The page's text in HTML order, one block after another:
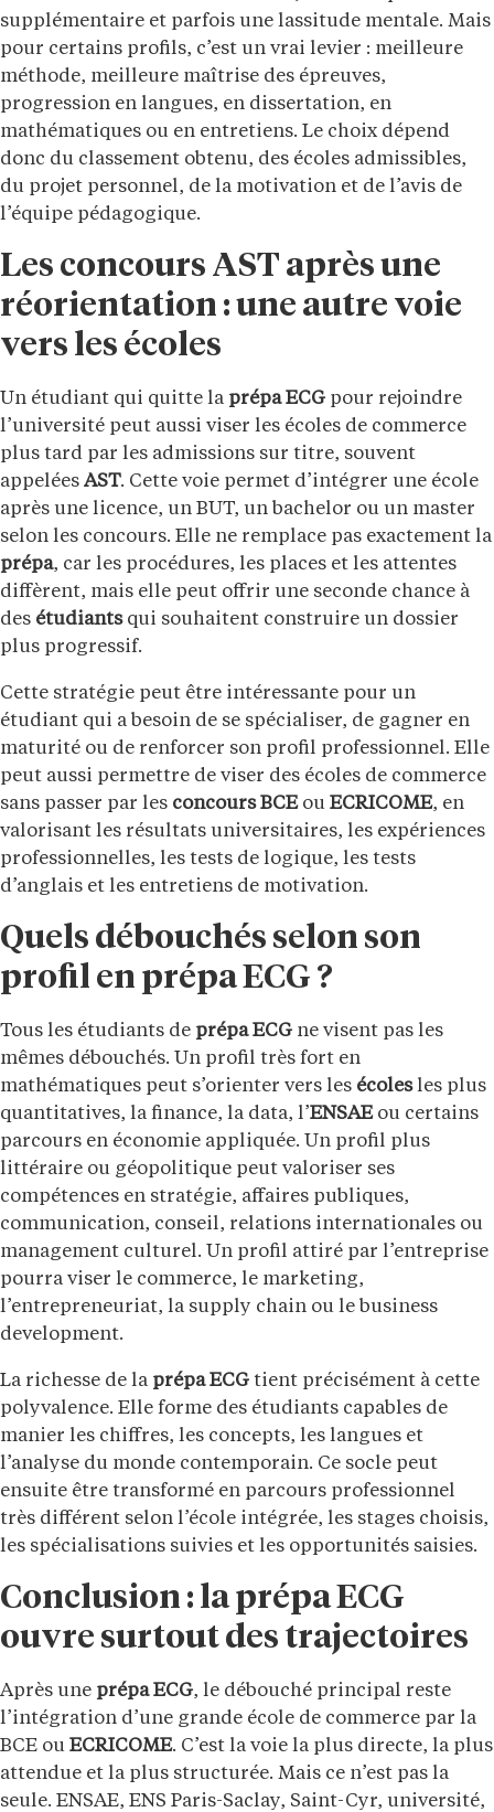
supplémentaire et parfois une lassitude mentale. Mais
pour certains profils, c’est un vrai levier : meilleure
méthode, meilleure maîtrise des épreuves,
progression en langues, en dissertation, en
mathématiques ou en entretiens. Le choix dépend
donc du classement obtenu, des écoles admissibles,
du projet personnel, de la motivation et de l’avis de
l’équipe pédagogique.
Les concours AST après une
réorientation : une autre voie
vers les écoles
Un étudiant qui quitte la prépa ECG pour rejoindre
l’université peut aussi viser les écoles de commerce
plus tard par les admissions sur titre, souvent
appelées AST. Cette voie permet d’intégrer une école
après une licence, un BUT, un bachelor ou un master
selon les concours. Elle ne remplace pas exactement la
prépa, car les procédures, les places et les attentes
diffèrent, mais elle peut offrir une seconde chance à
des étudiantsqui souhaitent construire un dossier
plus progressif.
Cette stratégie peut être intéressante pour un
étudiant qui a besoin de se spécialiser, de gagner en
maturité ou de renforcer son profil professionnel. Elle
peut aussi permettre de viser des écoles de commerce
sans passer par les concours BCEou ECRICOME, en
valorisant les résultats universitaires, les expériences
professionnelles, les tests de logique, les tests
d’anglais et les entretiens de motivation.
Quels débouchés selon son
profil en prépa ECG ?
Tous les étudiants de prépa ECG ne visent pas les
mêmes débouchés. Un profil très fort en
mathématiques peut s’orienter vers les écolesles plus
quantitatives, la finance, la data, l’ENSAEou certains
parcours en économie appliquée. Un profil plus
littéraire ou géopolitique peut valoriser ses
compétences en stratégie, affaires publiques,
communication, conseil, relations internationales ou
management culturel. Un profil attiré par l’entreprise
pourra viser le commerce, le marketing,
l’entrepreneuriat, la supply chain ou le business
development.
La richesse de la prépa ECG tient précisément à cette
polyvalence. Elle forme des étudiants capables de
manier les chiffres, les concepts, les langues et
l’analyse du monde contemporain. Ce socle peut
ensuite être transformé en parcours professionnel
très différent selon l’école intégrée, les stages choisis,
les spécialisations suivies et les opportunités saisies.
Conclusion : la prépa ECG
ouvre surtout des trajectoires
Après une prépa ECG, le débouché principal reste
l’intégration d’une grande école de commerce par la
BCE ou ECRICOME. C’est la voie la plus directe, la plus
attendue et la plus structurée. Mais ce n’est pas la
seule. ENSAE, ENS Paris-Saclay, Saint-Cyr, université,